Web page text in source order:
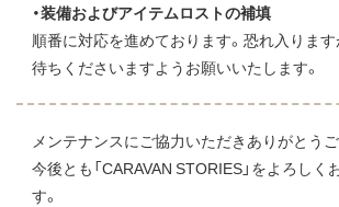
・装備およびアイテムロストの補填
順番に対応を進めております。恐れ入りま
待ちくださいますようお願いいたします。
メンテナンスにご協力いただきありがとうご
今後とも「CARAVAN STORIES」をよろしく
す。